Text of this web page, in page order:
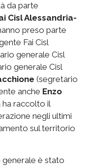
da parte
Cisl Alessandria-
preso parte
Fai Cisl
generale Cisl
generale Cisl
(segretario
anche Enzo
ha raccolto il
negli ultimi
sul territorio
generale è stato